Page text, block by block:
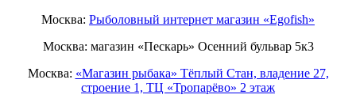
Москва: Рыболовный интернет магазин «Egofish»
Москва: магазин «Пескарь» Осенний бульвар 5к3
Москва: «Магазин рыбака» Тёплый Стан, владение 27,
строение 1, ТЦ «Тропарёво» 2 этаж